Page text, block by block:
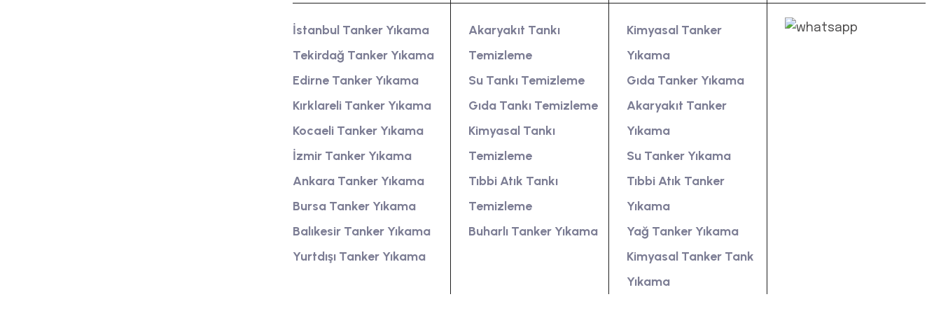
İstanbul Tanker Yıkama
Tekirdağ Tanker Yıkama
Edirne Tanker Yıkama
Kırklareli Tanker Yıkama
Kocaeli Tanker Yıkama
İzmir Tanker Yıkama
Ankara Tanker Yıkama
Bursa Tanker Yıkama
Balıkesir Tanker Yıkama
Yurtdışı Tanker Yıkama
Akaryakıt Tankı
Temizleme
Su Tankı Temizleme
Gıda Tankı Temizleme
Kimyasal Tankı
Temizleme
Tıbbi Atık Tankı
Temizleme
Buharlı Tanker Yıkama
Kimyasal Tanker
Yıkama
Gıda Tanker Yıkama
Akaryakıt Tanker
Yıkama
Su Tanker Yıkama
Tıbbi Atık Tanker
Yıkama
Yağ Tanker Yıkama
Kimyasal Tanker Tank
Yıkama